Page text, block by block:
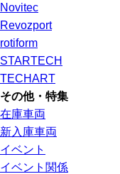
Novitec
Revozport
rotiform
STARTECH
TECHART
その他・特集
在庫車両
新入庫車両
イベント
イベント関係